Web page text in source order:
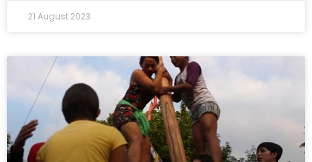
21 August 2023